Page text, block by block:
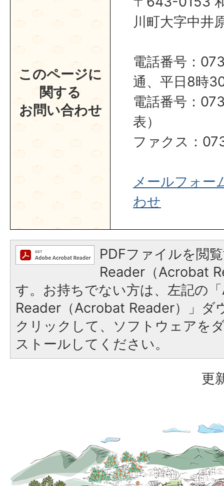
このページに
関する
お問い合わせ
川町大字中井
電話番号：
通、平日8時
電話番号：
表）
ファクス：
メールフォー
わせ
PDFファイルを閲
Reader（Acrobat
す。お持ちでない方は、左記の
Reader（Acrobat Reader）」ダ
クリックして、ソフトウェアを
ストールしてください。
更